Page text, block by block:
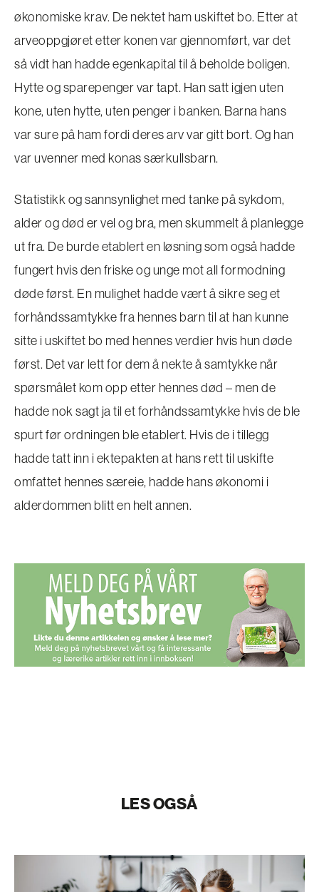
økonomiske krav. De nektet ham uskiftet bo. Etter at
arveoppgjøret etter konen var gjennomført, var det
så vidt han hadde egenkapital til å beholde boligen.
Hytte og sparepenger var tapt. Han satt igjen uten
kone, uten hytte, uten penger i banken. Barna hans
var sure på ham fordi deres arv var gitt bort. Og han
var uvenner med konas særkullsbarn.
Statistikk og sannsynlighet med tanke på sykdom,
alder og død er vel og bra, men skummelt å planlegge
ut fra. De burde etablert en løsning som også hadde
fungert hvis den friske og unge mot all formodning
døde først. En mulighet hadde vært å sikre seg et
forhåndssamtykke fra hennes barn til at han kunne
sitte i uskiftet bo med hennes verdier hvis hun døde
først. Det var lett for dem å nekte å samtykke når
spørsmålet kom opp etter hennes død – men de
hadde nok sagt ja til et forhåndssamtykke hvis de ble
spurt før ordningen ble etablert. Hvis de i tillegg
hadde tatt inn i ektepakten at hans rett til uskifte
omfattet hennes særeie, hadde hans økonomi i
alderdommen blitt en helt annen.
LES OGSÅ